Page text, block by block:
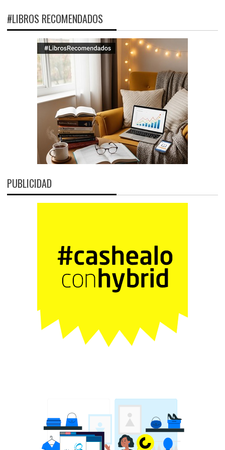
#LIBROS RECOMENDADOS
PUBLICIDAD